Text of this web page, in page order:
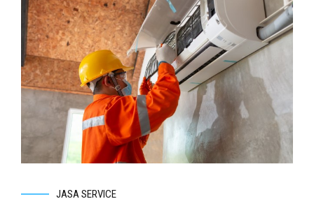
JASA SERVICE